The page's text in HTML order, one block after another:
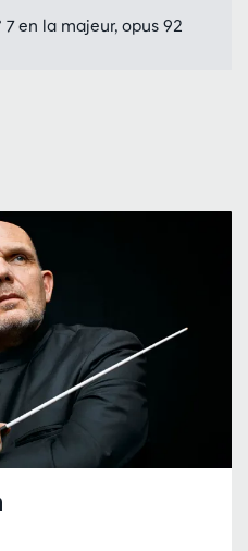
7 en la majeur, opus 92